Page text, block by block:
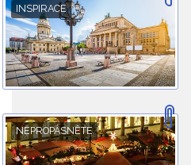
INSPIRACE
NEPROPÁSNĚTE